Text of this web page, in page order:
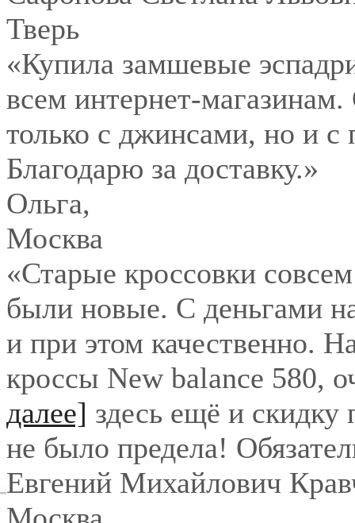
Тверь
«Купила замшевые
всем интернет-
только с джинсами, но и с
Благодарю за доставку.»
Ольга,
Москва
«Старые кроссовки
были новые. С деньгами
и при этом качественно.
кроссы New balance 580,
далее] здесь ещё и
не было предела!
Евгений Михайлович